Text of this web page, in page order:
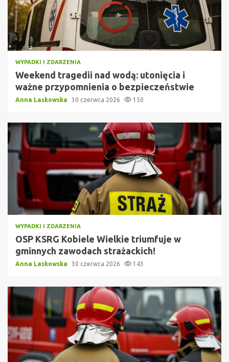
WYPADKI I ZDARZENIA
Weekend tragedii nad wodą: utonięcia i
ważne przypomnienia o bezpieczeństwie
Anna Laskowska 30 czerwca 2026 150
WYPADKI I ZDARZENIA
OSP KSRG Kobiele Wielkie triumfuje w
gminnych zawodach strażackich!
Anna Laskowska 30 czerwca 2026 143